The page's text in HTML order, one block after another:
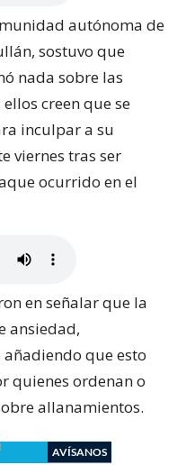
autónoma de
sostuvo que
nada sobre las
creen que se
inculpar a su
viernes tras ser
ocurrido en el
en señalar que la
ansiedad,
que esto
quienes ordenan o
allanamientos.
AVÍSANOS